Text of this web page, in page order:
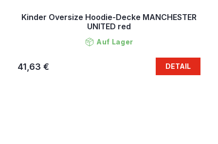
Kinder Oversize Hoodie-Decke MANCHESTER
UNITED red
Auf Lager
41,63 € DETAIL